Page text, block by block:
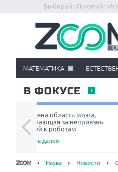
Выбирай : Покупай :
МАТЕМАТИКА
В ФОКУСЕ
Найдена область мозга,
отвечающая за неприязнь
людей к роботам
Читать далее
Наука Новости